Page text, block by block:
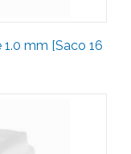
mm [Saco 16